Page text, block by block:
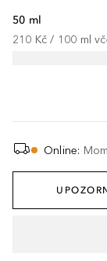
50 ml
210 Kč / 100 ml
Online: